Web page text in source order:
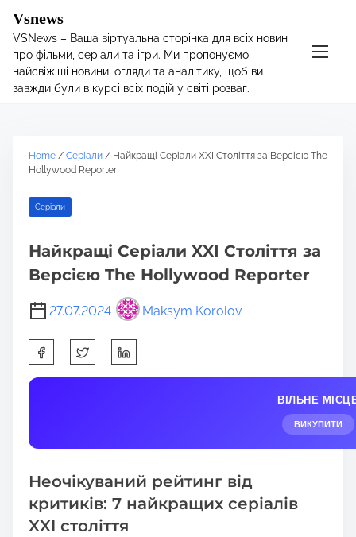
Vsnews
VSNews – Ваша віртуальна сторінка для всіх новин
про фільми, серіали та ігри. Ми пропонуємо
найсвіжіші новини, огляди та аналітику, щоб ви
завжди були в курсі всіх подій у світі розваг.
Home / Серіали / Найкращі Серіали XXI Століття за Версією The
Hollywood Reporter
Серіали
Найкращі Серіали XXI Століття за
Версією The Hollywood Reporter
27.07.2024 Maksym Korolov
h
a
t
s
p
ВІЛЬНЕ
ВИКУПИТИ
Неочікуваний рейтинг від
критиків: 7 найкращих серіалів
XXI століття